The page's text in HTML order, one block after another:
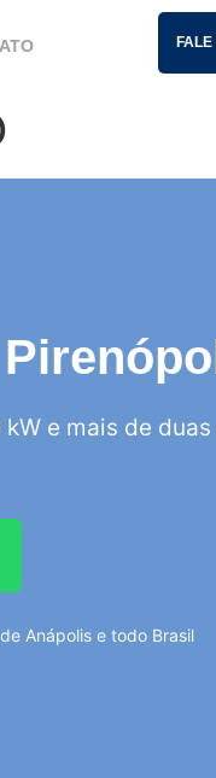
e mais de
Anápolis e todo Brasil